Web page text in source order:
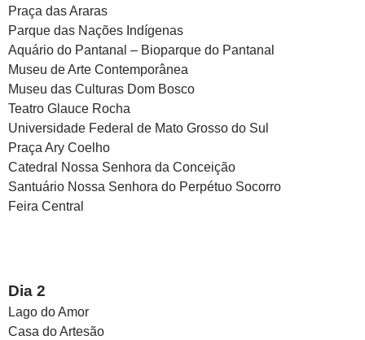
Praça das Araras
Parque das Nações Indígenas
Aquário do Pantanal – Bioparque do Pantanal
Museu de Arte Contemporânea
Museu das Culturas Dom Bosco
Teatro Glauce Rocha
Universidade Federal de Mato Grosso do Sul
Praça Ary Coelho
Catedral Nossa Senhora da Conceição
Santuário Nossa Senhora do Perpétuo Socorro
Feira Central
Dia 2
Lago do Amor
Casa do Artesão